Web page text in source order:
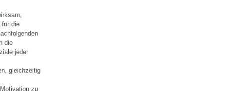
für die
die
jeder
gleichzeitig
zu